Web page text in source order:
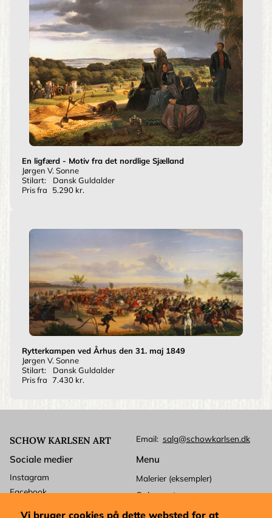
En ligfærd - Motiv fra det nordlige Sjælland
Jørgen V. Sonne
Stilart:
Dansk Guldalder
Pris fra
5.290 kr.
Rytterkampen ved Århus den 31. maj 1849
Jørgen V. Sonne
Stilart:
Dansk Guldalder
Pris fra 7.430 kr.
SCHOW KARLSEN ART Email salg@schowkarlsen.dk
Menu
Malerier (eksempler)
Ophavsret
Kundeservice
Sociale medier
Instagram
Facebook
Vi bruger cookies på dette websted for at